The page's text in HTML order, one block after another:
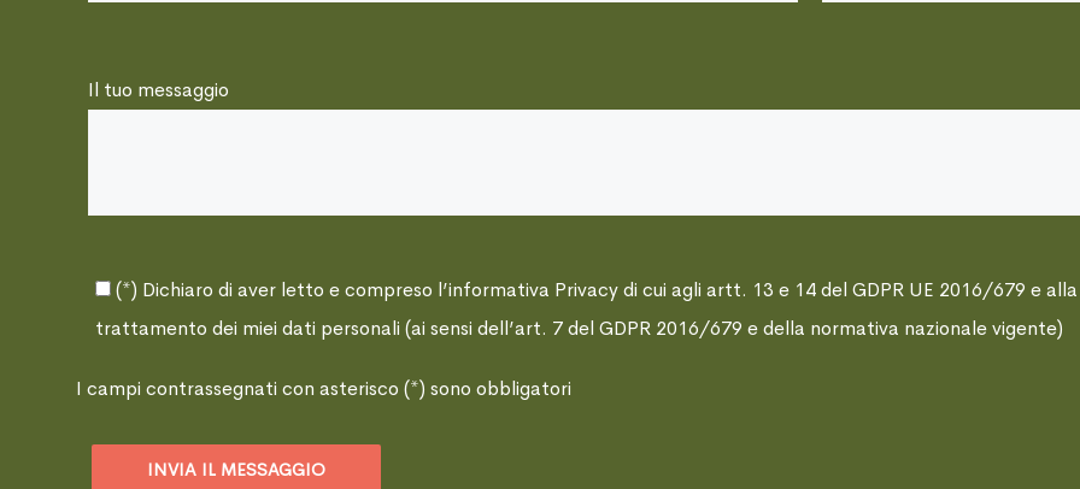
Il tuo messaggio
(*) Dichiaro di aver letto e compreso l’informativa Privacy di cui agli artt. 13 e 14 del GDPR UE 2016/679 e
trattamento dei miei dati personali (ai sensi dell’art. 7 del GDPR 2016/679 e della normativa nazionale vigente)
I campi contrassegnati con asterisco (*) sono obbligatori